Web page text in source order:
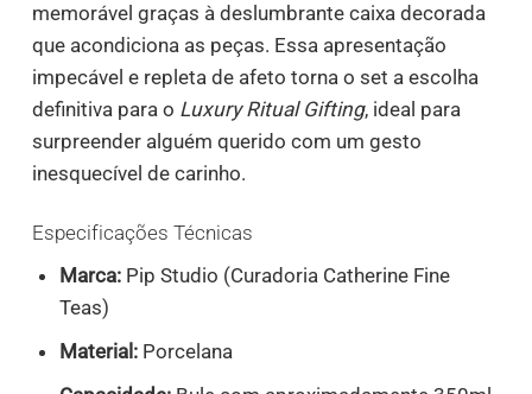
memorável graças à deslumbrante caixa decorada
que acondiciona as peças. Essa apresentação
impecável e repleta de afeto torna o set a escolha
definitiva para o Luxury Ritual Gifting, ideal para
surpreender alguém querido com um gesto
inesquecível de carinho.
Especificações Técnicas
Marca:Pip Studio (Curadoria Catherine Fine
Teas)
Material:Porcelana